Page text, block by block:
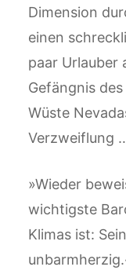
Dimension
einen
paar Urlauber
Gefängnis
Wüste
Verzweiflung
»Wieder
wichtigste
Klimas ist: